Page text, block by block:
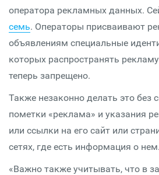
оператора рекламных данных.
семь. Операторы присваивают
объявлениям специальные
которых распространять
теперь запрещено.
Также незаконно делать это без
пометки «реклама» и указания
или ссылки на его сайт или
сетях, где есть информация о нем.
«Важно также учитывать, что в